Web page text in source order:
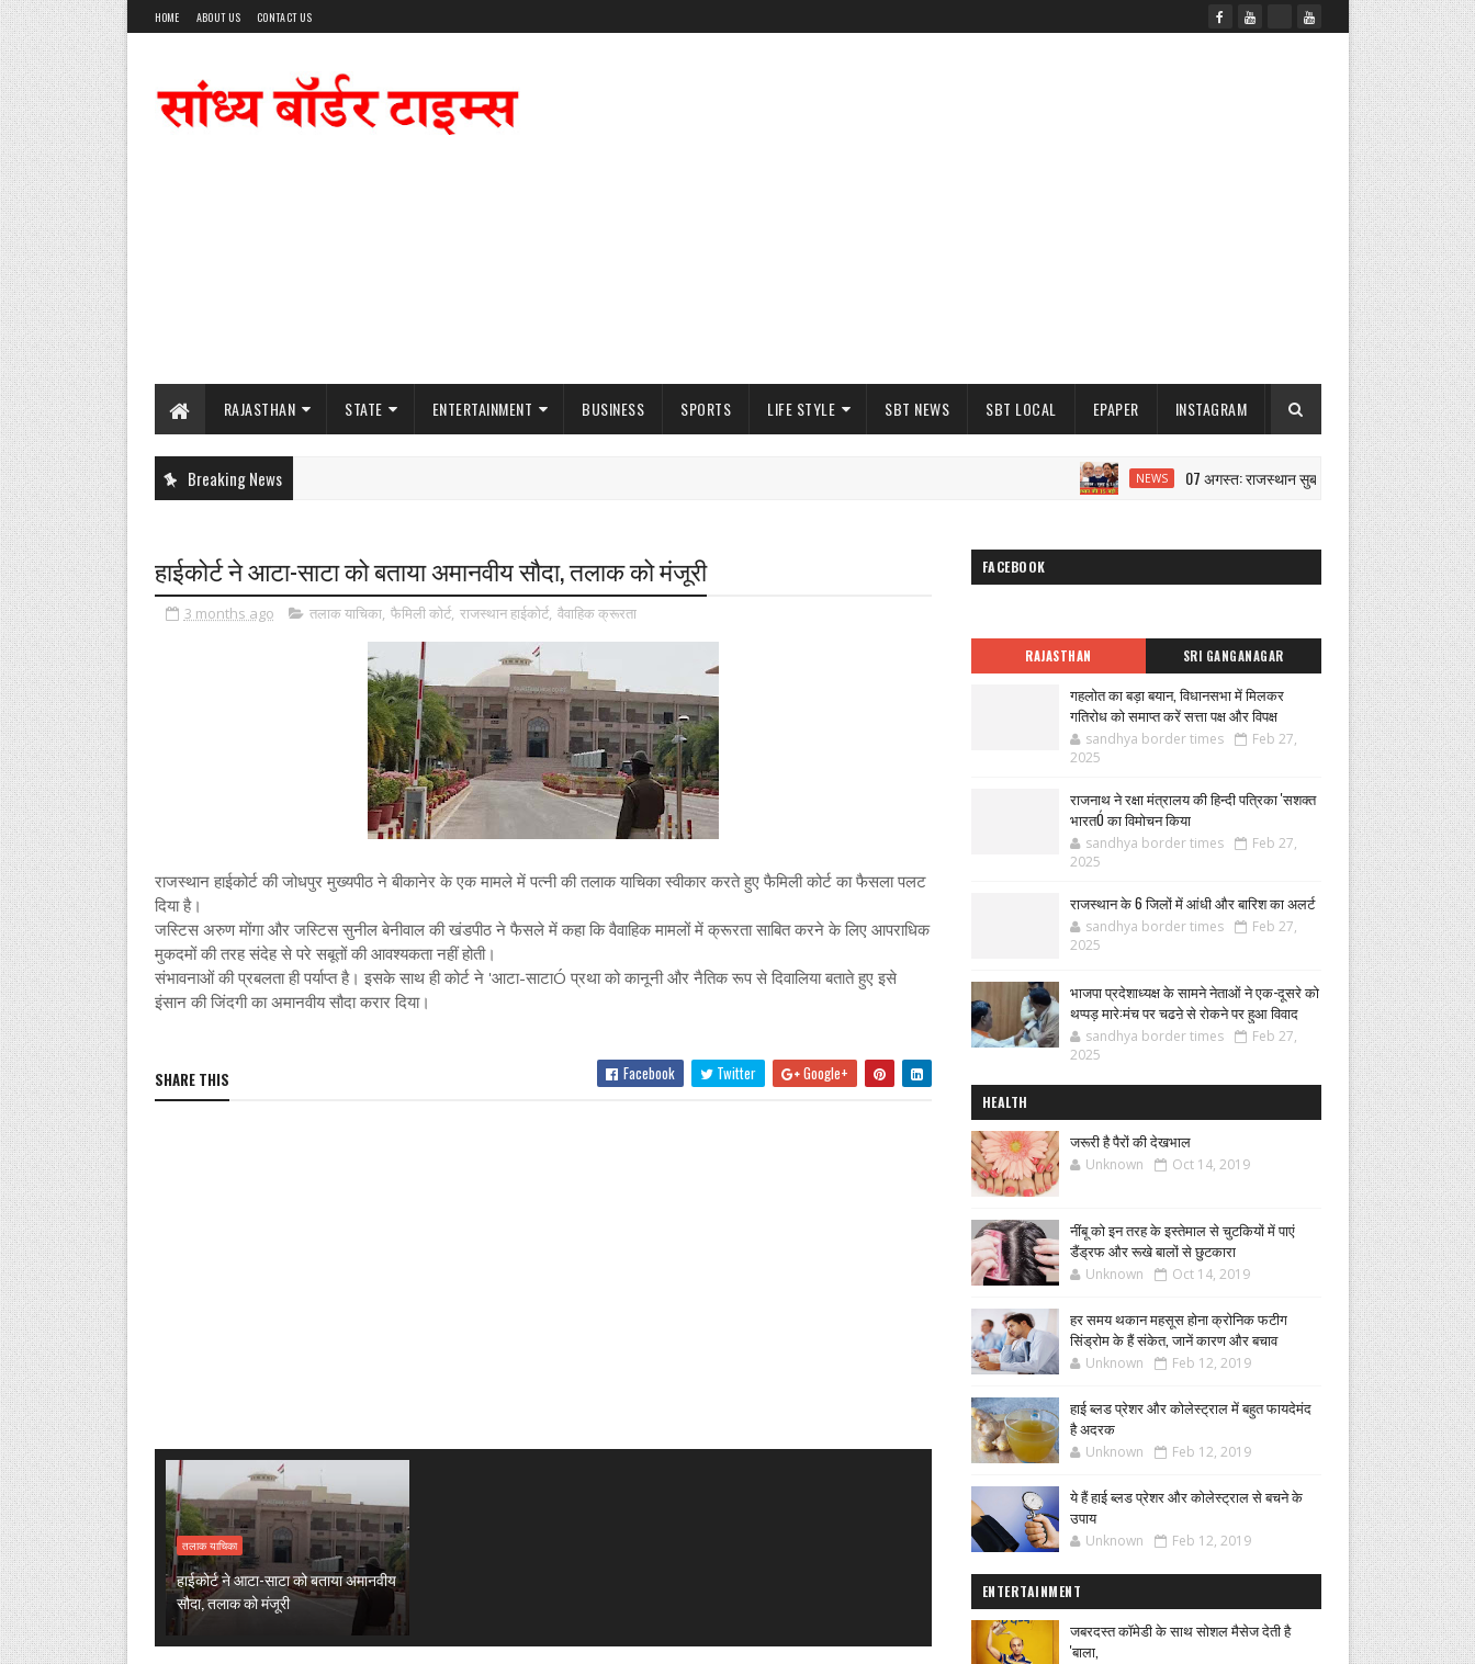
HOME ABOUT US CONTACT US
RAJASTHAN STATE ENTERTAINMENT BUSINESS SPORTS LIFE STYLE SBT NEWS SBT LOCAL EPAPER INSTAGRAM
Breaking News NEWS 07 अगस्त: राजस्थान सुबह 6.15 बजे की 15 बड़ी खबरें | SBT
हाईकोर्ट ने आटा-साटा को बताया अमानवीय सौदा, तलाक को मंजूरी
3 months ago तलाक याचिका, फैमिली कोर्ट, राजस्थान हाईकोर्ट, वैवाहिक क्रूरता
राजस्थान हाईकोर्ट की जोधपुर मुख्यपीठ ने बीकानेर के एक मामले में पत्नी की तलाक याचिका स्वीकार करते हुए फैमिली कोर्ट का फैसला पलट
दिया है।
जस्टिस अरुण मोंगा और जस्टिस सुनील बेनीवाल की खंडपीठ ने फैसले में कहा कि वैवाहिक मामलों में क्रूरता साबित करने के लिए आपराधिक
मुकदमों की तरह संदेह से परे सबूतों की आवश्यकता नहीं होती।
संभावनाओं की प्रबलता ही पर्याप्त है। इसके साथ ही कोर्ट ने 'आटा-साटाÓ प्रथा को कानूनी और नैतिक रूप से दिवालिया बताते हुए इसे
इंसान की जिंदगी का अमानवीय सौदा करार दिया।
SHARE THIS Facebook Twitter Google+
तलाक याचिका
हाईकोर्ट ने आटा-साटा को बताया अमानवीय
सौदा, तलाक को मंजूरी
FACEBOOK
RAJASTHAN SRI GANGANAGAR
गहलोत का बड़ा बयान, विधानसभा में मिलकर
गतिरोध को समाप्त करें सत्ता पक्ष और विपक्ष
sandhya border times
Feb 27,
2025
राजनाथ ने रक्षा मंत्रालय की हिन्दी पत्रिका 'सशक्त
भारतÓ का विमोचन किया
sandhya border times
Feb 27,
2025
राजस्थान के 6 जिलों में आंधी और बारिश का अलर्ट
sandhya border times
Feb 27,
2025
भाजपा प्रदेशाध्यक्ष के सामने नेताओं ने एक-दूसरे को
थप्पड़ मारे:मंच पर चढऩे से रोकने पर हुआ विवाद
sandhya border times
Feb 27,
2025
HEALTH
जरूरी है पैरों की देखभाल
Unknown Oct 14, 2019
नींबू को इन तरह के इस्तेमाल से चुटकियों में पाएं
डैंड्रफ और रूखे बालों से छुटकारा
Unknown Oct 14, 2019
हर समय थकान महसूस होना क्रोनिक फटीग
सिंड्रोम के हैं संकेत, जानें कारण और बचाव
Unknown Feb 12, 2019
हाई ब्लड प्रेशर और कोलेस्ट्राल में बहुत फायदेमंद
है अदरक
Unknown Feb 12, 2019
ये हैं हाई ब्लड प्रेशर और कोलेस्ट्राल से बचने के
उपाय
Unknown Feb 12, 2019
ENTERTAINMENT
जबरदस्त कॉमेडी के साथ सोशल मैसेज देती है
'बाला,